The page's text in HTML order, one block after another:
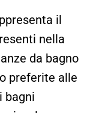
il
nella
da bagno
preferite alle
bagni